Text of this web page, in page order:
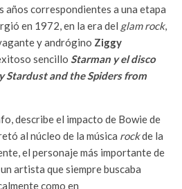
años correspondientes a una etapa
en 1972, en la era del glam rock,
y andrógino Ziggy
sencillo Starman y el disco
Stardust and the Spiders from
describe el impacto de Bowie de
al núcleo de la música rockde la
el personaje más importante de
artista que siempre buscaba
como en